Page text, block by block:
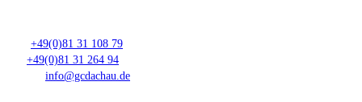
+49(0)81 31 108 79
+49(0)81 31 264 94
info@gcdachau.de